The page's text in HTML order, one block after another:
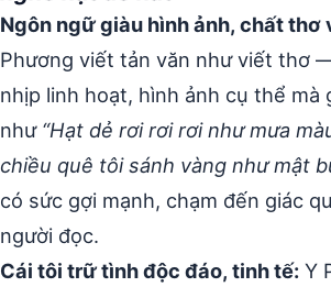
Ngôn ngữ giàu hình ảnh, chất thơ
Phương viết tản văn như viết thơ
nhịp linh hoạt, hình ảnh cụ thể mà
như “Hạt dẻ rơi rơi rơi như mưa
chiều quê tôi sánh vàng như mật
có sức gợi mạnh, chạm đến giác
người đọc.
Cái tôi trữ tình độc đáo, tinh tế: Y